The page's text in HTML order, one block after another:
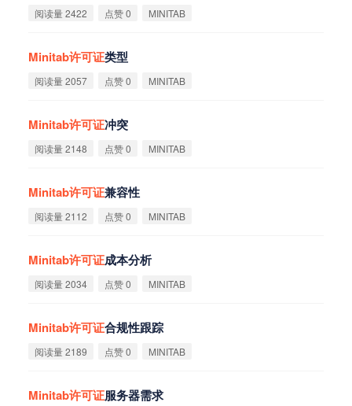
阅读量 2422 点赞 0 MINITAB
Minitab许可证类型
阅读量 2057 点赞 0 MINITAB
Minitab许可证冲突
阅读量 2148 点赞 0 MINITAB
Minitab许可证兼容性
阅读量 2112 点赞 0 MINITAB
Minitab许可证成本分析
阅读量 2034 点赞 0 MINITAB
Minitab许可证合规性跟踪
阅读量 2189 点赞 0 MINITAB
Minitab许可证服务器需求